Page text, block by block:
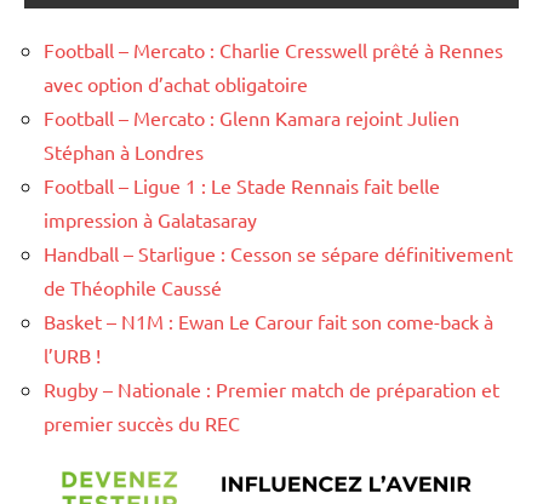
Football – Mercato : Charlie Cresswell prêté à Rennes
avec option d’achat obligatoire
Football – Mercato : Glenn Kamara rejoint Julien
Stéphan à Londres
Football – Ligue 1 : Le Stade Rennais fait belle
impression à Galatasaray
Handball – Starligue : Cesson se sépare définitivement
de Théophile Caussé
Basket – N1M : Ewan Le Carour fait son come-back à
l’URB !
Rugby – Nationale : Premier match de préparation et
premier succès du REC